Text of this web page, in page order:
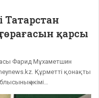
Татарстан
төрағасын қарсы
Фарид Мұхаметшин
Құрметті қонақты
әкімі…